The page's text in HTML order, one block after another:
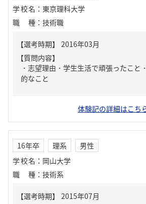
学校名 ： 東京理科大学
職種 ： 技術職
【質問内容】
・志望理由・学生生活で頑張ったこと
的なこと
体験記の詳細はこち
16年卒 理系
男性
学校名 ： 岡山大学
職種 ： 技術系